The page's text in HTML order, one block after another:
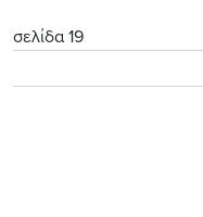
σελίδα 19